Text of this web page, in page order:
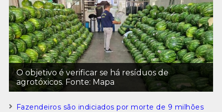
O objetivo é verificar se há resíduos de
agrotóxicos. Fonte: Mapa
Fazendeiros são indiciados por morte de 9 milhões